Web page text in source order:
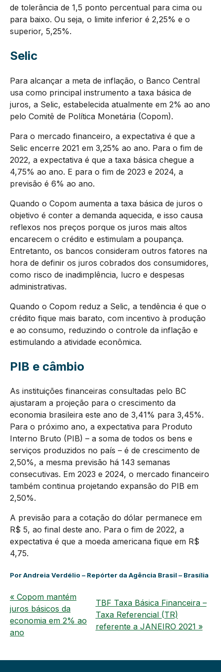
de tolerância de 1,5 ponto percentual para cima ou
para baixo. Ou seja, o limite inferior é 2,25% e o
superior, 5,25%.
Selic
Para alcançar a meta de inflação, o Banco Central
usa como principal instrumento a taxa básica de
juros, a Selic, estabelecida atualmente em 2% ao ano
pelo Comitê de Política Monetária (Copom).
Para o mercado financeiro, a expectativa é que a
Selic encerre 2021 em 3,25% ao ano. Para o fim de
2022, a expectativa é que a taxa básica chegue a
4,75% ao ano. E para o fim de 2023 e 2024, a
previsão é 6% ao ano.
Quando o Copom aumenta a taxa básica de juros o
objetivo é conter a demanda aquecida, e isso causa
reflexos nos preços porque os juros mais altos
encarecem o crédito e estimulam a poupança.
Entretanto, os bancos consideram outros fatores na
hora de definir os juros cobrados dos consumidores,
como risco de inadimplência, lucro e despesas
administrativas.
Quando o Copom reduz a Selic, a tendência é que o
crédito fique mais barato, com incentivo à produção
e ao consumo, reduzindo o controle da inflação e
estimulando a atividade econômica.
PIB e câmbio
As instituições financeiras consultadas pelo BC
ajustaram a projeção para o crescimento da
economia brasileira este ano de 3,41% para 3,45%.
Para o próximo ano, a expectativa para Produto
Interno Bruto (PIB) – a soma de todos os bens e
serviços produzidos no país – é de crescimento de
2,50%, a mesma previsão há 143 semanas
consecutivas. Em 2023 e 2024, o mercado financeiro
também continua projetando expansão do PIB em
2,50%.
A previsão para a cotação do dólar permanece em
R$ 5, ao final deste ano. Para o fim de 2022, a
expectativa é que a moeda americana fique em R$
4,75.
Por Andreia Verdélio – Repórter da Agência Brasil – Brasília
« Copom mantém
juros básicos da
economia em 2% ao
ano
TBF Taxa Básica Financeira –
Taxa Referencial (TR)
referente a JANEIRO 2021 »